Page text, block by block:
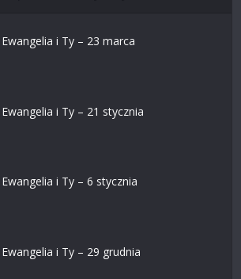
Ewangelia i Ty – 23 marca
Ewangelia i Ty – 21 stycznia
Ewangelia i Ty – 6 stycznia
Ewangelia i Ty – 29 grudnia